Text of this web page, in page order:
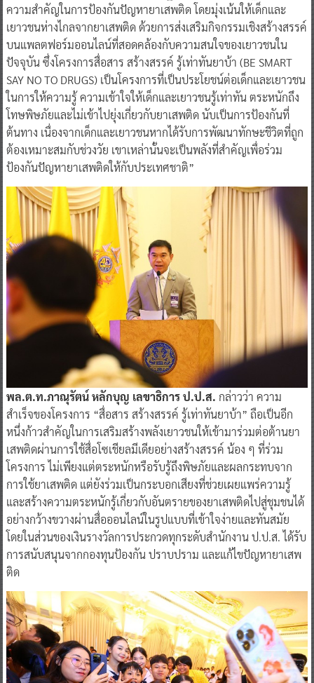
ความสำคัญในการป้องกันปัญหายาเสพติด โดยมุ่งเน้นให้เด็กและ
เยาวชนห่างไกลจากยาเสพติด ด้วยการส่งเสริมกิจกรรมเชิงสร้างสรรค์
บนแพลตฟอร์มออนไลน์ที่สอดคล้องกับความสนใจของเยาวชนใน
ปัจจุบัน ซึ่งโครงการสื่อสาร สร้างสรรค์ รู้เท่าทันยาบ้า (BE SMART
SAY NO TO DRUGS) เป็นโครงการที่เป็นประโยชน์ต่อเด็กและเยาวชน
ในการให้ความรู้ ความเข้าใจให้เด็กและเยาวชนรู้เท่าทัน ตระหนักถึง
โทษพิษภัยและไม่เข้าไปยุ่งเกี่ยวกับยาเสพติด นับเป็นการป้องกันที่
ต้นทาง เนื่องจากเด็กและเยาวชนหากได้รับการพัฒนาทักษะชีวิตที่ถูก
ต้องเหมาะสมกับช่วงวัย เขาเหล่านั้นจะเป็นพลังที่สำคัญเพื่อร่วม
ป้องกันปัญหายาเสพติดให้กับประเทศชาติ”
พล.ต.ท.ภาณุรัตน์ หลักบุญ เลขาธิการ ป.ป.ส. กล่าวว่า ความ
สำเร็จของโครงการ “สื่อสาร สร้างสรรค์ รู้เท่าทันยาบ้า” ถือเป็นอีก
หนึ่งก้าวสำคัญในการเสริมสร้างพลังเยาวชนให้เข้ามาร่วมต่อต้านยา
เสพติดผ่านการใช้สื่อโซเชียลมีเดียอย่างสร้างสรรค์ น้อง ๆ ที่ร่วม
โครงการ ไม่เพียงแต่ตระหนักหรือรับรู้ถึงพิษภัยและผลกระทบจาก
การใช้ยาเสพติด แต่ยังร่วมเป็นกระบอกเสียงที่ช่วยเผยแพร่ความรู้
และสร้างความตระหนักรู้เกี่ยวกับอันตรายของยาเสพติดไปสู่ชุมชนได้
อย่างกว้างขวางผ่านสื่อออนไลน์ในรูปแบบที่เข้าใจง่ายและทันสมัย
โดยในส่วนของเงินรางวัลการประกวดทุกระดับสำนักงาน ป.ป.ส. ได้รับ
การสนับสนุนจากกองทุนป้องกัน ปราบปราม และแก้ไขปัญหายาเสพ
ติด